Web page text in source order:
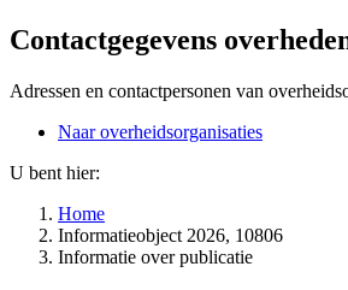
Contactgegevens
Adressen en contactpersonen van
Naar overheidsorganisaties
U bent hier:
Home
Informatieobject 2026, 10806
Informatie over publicatie